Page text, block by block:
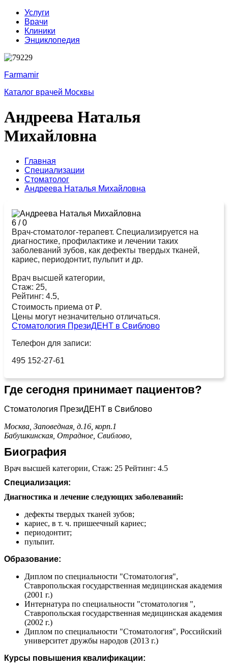
Услуги
Врачи
Клиники
Энциклопедия
Farmamir
Каталог врачей Москвы
Андреева Наталья
Михайловна
Главная
Специализации
Стоматолог
Андреева Наталья Михайловна
6 /0
Врач-стоматолог-терапевт. Специализируется на
диагностике, профилактике и лечении таких
заболеваний зубов, как дефекты твердых тканей,
кариес, периодонтит, пульпит и др.
Врач высшей категории,
Стаж: 25,
Рейтинг: 4.5,
Стоимость приема от ₽.
Цены могут незначительно отличаться.
Стоматология ПрезиДЕНТ в Свиблово
Телефон для записи:
495 152-27-61
Где сегодня принимает пациентов?
Стоматология ПрезиДЕНТ в Свиблово
Москва, Заповедная, д.16, корп.1
Бабушкинская, Отрадное, Свиблово,
Биография
Врач высшей категории, Стаж: 25 Рейтинг: 4.5
Специализация:
Диагностика и лечение следующих заболеваний:
дефекты твердых тканей зубов;
кариес, в т. ч. пришеечный кариес;
периодонтит;
пульпит.
Образование:
Диплом по специальности "Стоматология",
Ставропольская государственная медицинская академия
(2001 г.)
Интернатура по специальности "стоматология ",
Ставропольская государственная медицинская академия
(2002 г.)
Диплом по специальности "Стоматология", Российский
университет дружбы народов (2013 г.)
Курсы повышения квалификации: